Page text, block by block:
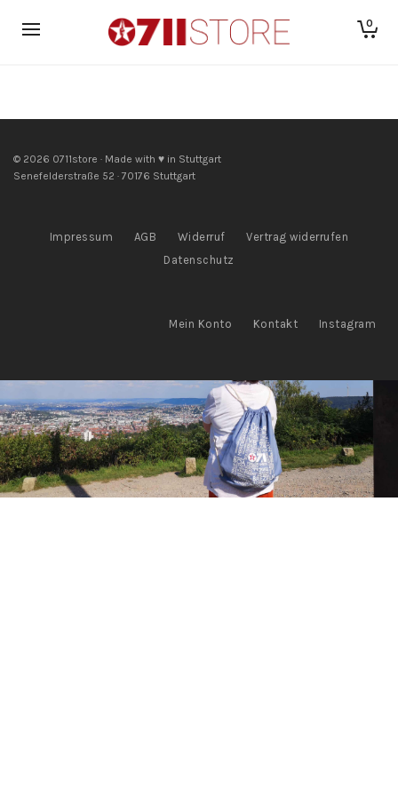
0
© 2026 0711store · Made with ♥ in Stuttgart
Senefelderstraße 52 · 70176 Stuttgart
Impressum AGB Widerruf
Vertrag widerrufen
Datenschutz
Mein Konto Kontakt Instagram